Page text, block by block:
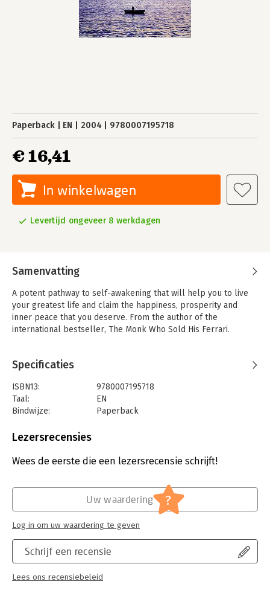
Paperback EN 2004 9780007195718
€ 16,41
In winkelwagen
Levertijd ongeveer 8 werkdagen
Samenvatting
A potent pathway to self-awakening that will help you to live
your greatest life and claim the happiness, prosperity and
inner peace that you deserve. From the author of the
international bestseller, The Monk Who Sold His Ferrari.
Specificaties
ISBN13:
9780007195718
Taal:
EN
Bindwijze:
Paperback
Uitgever:
Lezersrecensies
Wees de eerste die een lezersrecensie schrijft!
Schrijf een recensie
Lees ons recensiebeleid
Uw waardering ?
Log in om uw waardering te geven